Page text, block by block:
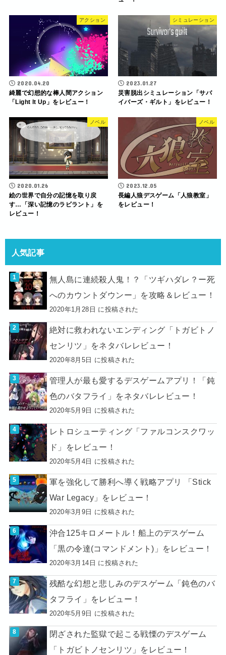
アクション
2020.04.20
綺麗で幻想的な棒人間アクション
「Light lt Up」をレビュー！
シミュレーション
2023.01.27
災害脱出シミュレーション「サバ
イバーズ・ギルト」をレビュー！
ノベル
2020.01.26
絵の世界で自分の記憶を取り戻
す…「深い記憶のラビラント」を
レビュー！
ノベル
2023.12.05
長編人狼デスゲーム「人狼教室」
をレビュー！
人気記事
無人島に連続殺人鬼！？「ツギハダレ？ー死
へのカウントダウンー」を攻略＆レビュー！
2020年1月28日 に投稿された
絶対に救われないエンディング「トガビトノ
センリツ」をネタバレレビュー！
2020年8月5日 に投稿された
管理人が最も愛するデスゲームアプリ！「鈍
色のバタフライ」をネタバレレビュー！
2020年5月9日 に投稿された
レトロシューティング「ファルコンスクワッ
ド」をレビュー！
2020年5月4日 に投稿された
軍を強化して勝利へ導く戦略アプリ 「Stick
War Legacy」をレビュー！
2020年3月9日 に投稿された
沖合125キロメートル！船上のデスゲーム
「黒の令達(コマンドメント)」をレビュー！
2020年3月14日 に投稿された
残酷な幻想と悲しみのデスゲーム「鈍色のバ
タフライ」をレビュー！
2020年5月9日 に投稿された
閉ざされた監獄で起こる戦慄のデスゲーム
「トガビトノセンリツ」をレビュー！